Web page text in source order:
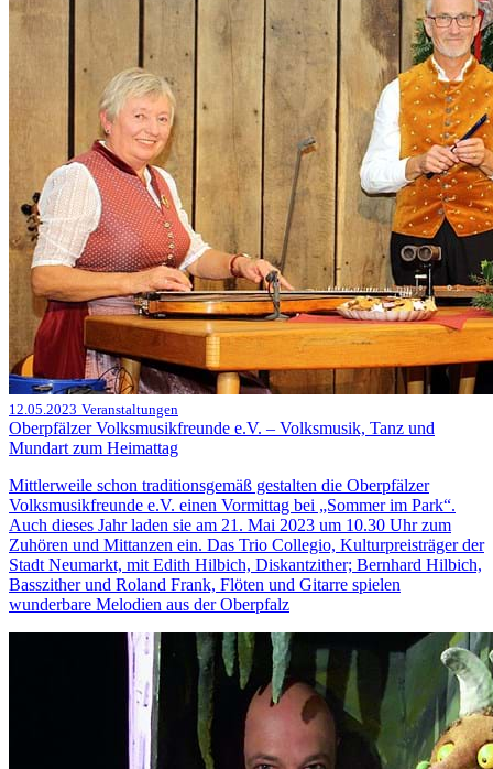
12.05.2023 Veranstaltungen
Oberpfälzer Volksmusikfreunde e.V. – Volksmusik, Tanz und
Mundart zum Heimattag
Mittlerweile schon traditionsgemäß gestalten die Oberpfälzer
Volksmusikfreunde e.V. einen Vormittag bei „Sommer im Park“.
Auch dieses Jahr laden sie am 21. Mai 2023 um 10.30 Uhr zum
Zuhören und Mittanzen ein. Das Trio Collegio, Kulturpreisträger der
Stadt Neumarkt, mit Edith Hilbich, Diskantzither; Bernhard Hilbich,
Basszither und Roland Frank, Flöten und Gitarre spielen
wunderbare Melodien aus der Oberpfalz